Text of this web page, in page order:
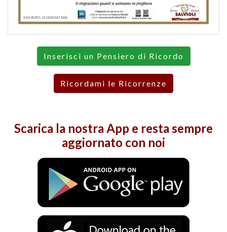
Inserisci un Pensiero di Ricordo
Ricordami le Ricorrenze
Scarica la nostra App e resta sempre
aggiornato con noi